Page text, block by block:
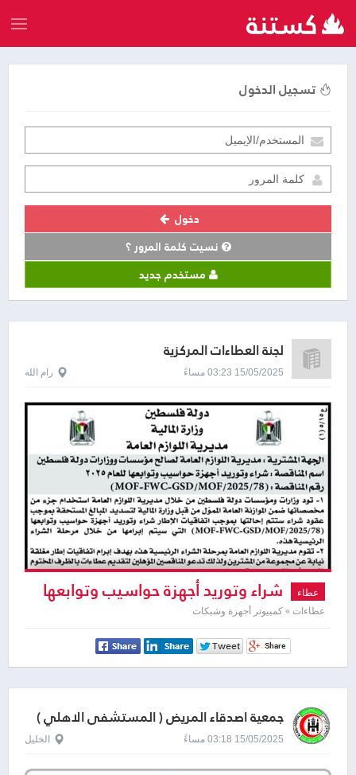
تسجيل الدخول
دخول
نسيت كلمة المرور ؟
مستخدم جديد
لجنة العطاءات المركزية
15/05/2025 03:23 مساءً رام الله
عطاء شراء وتوريد أجهزة حواسيب وتوابعها
للعام ٢٠٢٥
عطاءات » كمبيوتر أجهزة وشبكات
جمعية اصدقاء المريض ( المستشفى الاهلي )
15/05/2025 03:18 مساءً الخليل